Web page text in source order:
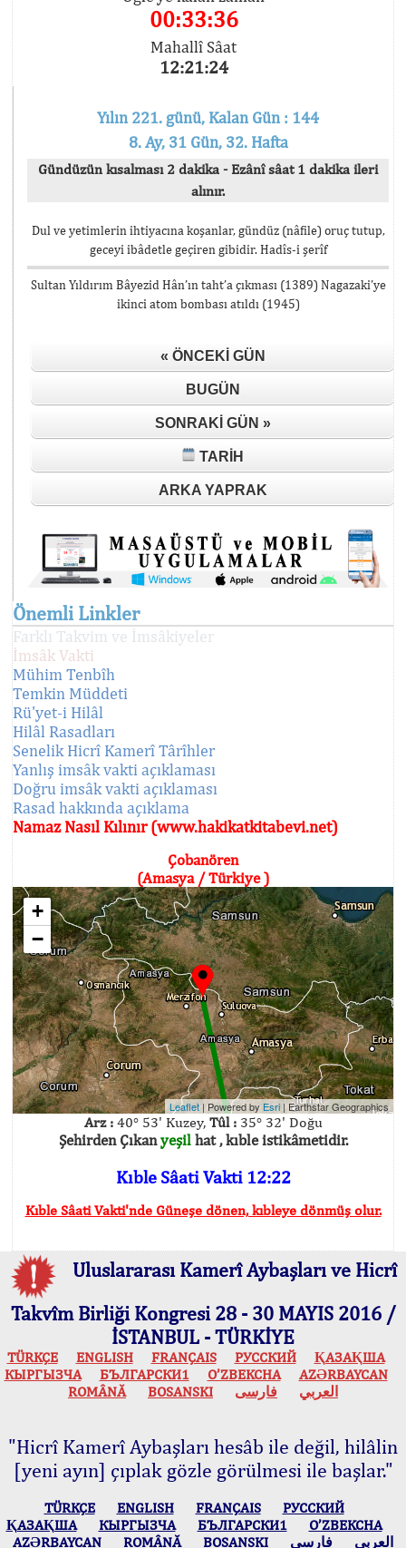
00:33:36
Mahallî Sâat
12:21:24
Yılın 221. günü, Kalan Gün : 144
8. Ay, 31 Gün, 32. Hafta
Gündüzün kısalması 2 dakika - Ezânî sâat 1 dakika ileri
alınır.
Dul ve yetimlerin ihtiyacına koşanlar, gündüz (nâfile) oruç tutup,
geceyi ibâdetle geçiren gibidir. Hadîs-i şerîf
Sultan Yıldırım Bâyezid Hân’ın taht’a çıkması (1389) Nagazaki’ye
ikinci atom bombası atıldı (1945)
« ÖNCEKI GÜN
BUGÜN
SONRAKI GÜN »
TARIH
ARKA YAPRAK
Önemli Linkler
Farklı Takvim ve İmsâkiyeler
İmsâk Vakti
Mühim Tenbîh
Temkin Müddeti
Rü'yet-i Hilâl
Hilâl Rasadları
Senelik Hicrî Kamerî Târîhler
Yanlış imsâk vakti açıklaması
Doğru imsâk vakti açıklaması
Rasad hakkında açıklama
Namaz Nasıl Kılınır (www.hakikatkitabevi.net)
Çobanören
(Amasya / Türkiye )
+
−
Leaflet | Powered by Esri | Earthstar Geographics
Arz :40° 53' Kuzey, Tûl :35° 32' Doğu
Şehirden Çıkanyeşilhat , kıble istikâmetidir.
Kıble Sâati Vakti 12:22
Kıble Sâati Vakti'nde Güneşe dönen, kıbleye dönmüş olur.
Uluslararası Kamerî Aybaşları ve Hicrî
Takvîm Birliği Kongresi 28 - 30 MAYIS 2016 /
İSTANBUL - TÜRKİYE
TÜRKÇE ENGLISH FRANÇAIS РУССКИЙ
ҚАЗАҚША
КЫPГЫЗЧA
БЪЛГАРСКИ1 O’ZBEKCHA
AZӘRBAYCAN
ROMÂNĂ
BOSANSKI العربي فارسی
"Hicrî Kamerî Aybaşları hesâb ile değil, hilâlin
[yeni ayın] çıplak gözle görülmesi ile başlar."
TÜRKÇE ENGLISH FRANÇAIS
РУССКИЙ
ҚАЗАҚША
КЫPГЫЗЧA БЪЛГАРСКИ1
O’ZBEKCHA
AZӘRBAYCAN
ROMÂNĂ BOSANSKI العربي فارسی